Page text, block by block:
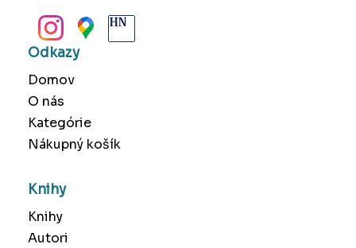
Odkazy
Domov
O nás
Kategórie
Nákupný košík
Knihy
Knihy
Autori